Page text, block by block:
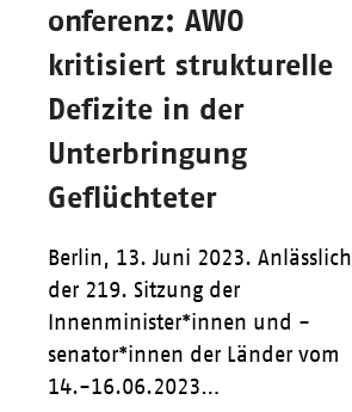
onferenz: AWO
kritisiert strukturelle
Defizite in der
Unterbringung
Geflüchteter
Berlin, 13. Juni 2023. Anlässlich
der 219. Sitzung der
Innenminister*innen und -
senator*innen der Länder vom
14.-16.06.2023…